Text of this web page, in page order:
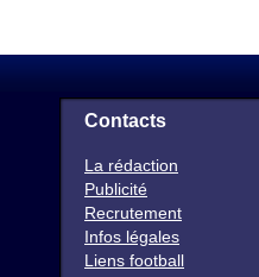
Contacts
La rédaction
Publicité
Recrutement
Infos légales
Liens football